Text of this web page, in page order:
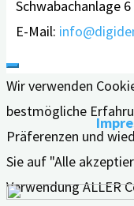
Schwabachanlage
E-Mail:
Wir verwenden
bestmögliche
Präferenzen und
Sie auf "Alle
Verwendung ALLER